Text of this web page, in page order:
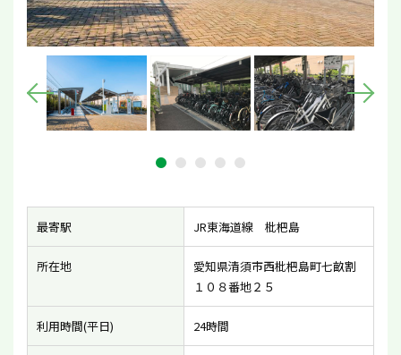
最寄駅 JR東海道線 枇杷島
所在地
愛知県清須市西枇杷島町七畝割
１０８番地２５
利用時間(平日) 24時間